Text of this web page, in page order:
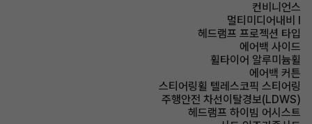
컨비니언스
멀티미디어내비 I
헤드램프 프로젝션 타입
에어백 사이드
휠타이어 알루미늄휠
에어백 커튼
스티어링휠 텔레스코픽 스티어링
주행안전 차선이탈경보(LDWS)
헤드램프 하이빔 어시스트